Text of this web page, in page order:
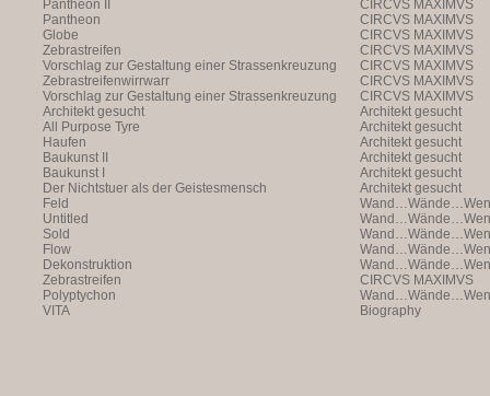
Pantheon II
CIRCVS MAXIMVS
Pantheon
CIRCVS MAXIMVS
Globe
CIRCVS MAXIMVS
Zebrastreifen
CIRCVS MAXIMVS
Vorschlag zur Gestaltung einer Strassenkreuzung
CIRCVS MAXIMVS
Zebrastreifenwirrwarr
CIRCVS MAXIMVS
Vorschlag zur Gestaltung einer Strassenkreuzung
CIRCVS MAXIMVS
Architekt gesucht
Architekt gesucht
All Purpose Tyre
Architekt gesucht
Haufen
Architekt gesucht
Baukunst II
Architekt gesucht
Baukunst I
Architekt gesucht
Der Nichtstuer als der Geistesmensch
Architekt gesucht
Feld
Untitled
Sold
Flow
Dekonstruktion
Zebrastreifen
CIRCVS MAXIMVS
Polyptychon
VITA
Biography